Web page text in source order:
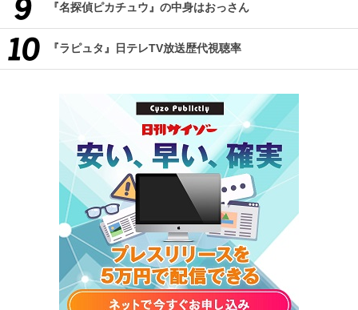
『名探偵ピカチュウ』の中身はおっさん
『ラピュタ』日テレTV放送歴代視聴率